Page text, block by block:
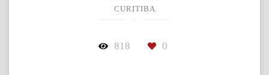
CURITIBA
818 0